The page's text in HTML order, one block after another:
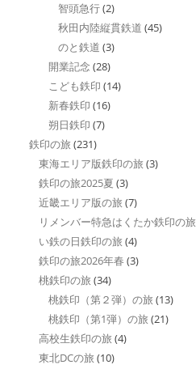
智頭急行(2)
秋田内陸縦貫鉄道 (45)
のと鉄道 (3)
開業記念 (28)
こども鉄印 (14)
新春鉄印 (16)
朔日鉄印 (7)
鉄印の旅 (231)
東海エリア版鉄印の旅 (3)
鉄印の旅2025夏 (3)
近畿エリア版の旅 (7)
リメンバー特急はくたか鉄印の旅
い鉄の日鉄印の旅 (4)
鉄印の旅2026年春 (3)
桃鉄印の旅 (34)
桃鉄印（第２弾）の旅 (13)
桃鉄印（第1弾）の旅 (21)
高校生鉄印の旅 (4)
東北DCの旅 (10)